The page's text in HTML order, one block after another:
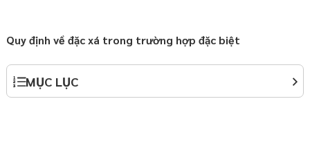
Quy định về đặc xá trong trường hợp đặc biệt
MỤC LỤC
ty/doanh nghiệp
gói
ty/doanh nghiệp
gói